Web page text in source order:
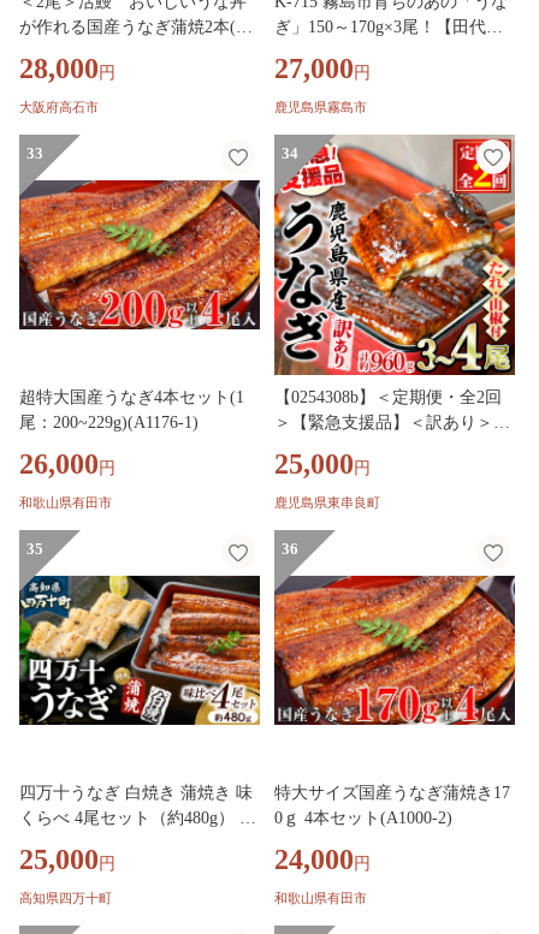
が作れる国産うなぎ蒲焼2本(タ
28,000 円
大阪府高石市
ぎ」150～170g×3尾！【田代水
焼 国産
27,000 円
鹿児島県霧島市
33
超特大国産うなぎ4本セット(1
尾：200~229g)(A1176-1)
26,000 円
和歌山県有田市
34
【0254308b】＜定期便・全2回
＞【緊急支援品】＜訳あり＞鰻
約960g・タレ、山椒付) うなぎ
ウナギ 鰻 国産 蒲焼 蒲焼き た
【アクアおおすみ】
25,000 円
鹿児島県東串良町
35
四万十うなぎ 白焼き 蒲焼き 味
くらべ 4尾セット（約480g） 国
き 蒲焼 白焼 国産 鰻 ウナギ う
なぎ 蒲焼き 肉厚 土用の丑の日
25,000 円
高知県四万十町
36
特大サイズ国産うなぎ蒲焼き17
0ｇ 4本セット(A1000-2)
24,000 円
和歌山県有田市